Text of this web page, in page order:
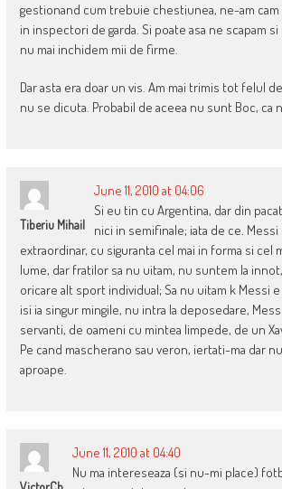
gestionand cum trebuie chestiunea, ne-am
in inspectori de garda. Si poate asa ne scapam
nu mai inchidem mii de firme.
Dar asta era doar un vis. Am mai trimis tot felul
nu se dicuta. Probabil de aceea nu sunt Boc, ca
Tiberiu Mihail
June 11, 2010 at 04:06
Si eu tin cu Argentina, dar din
nici in semifinale; iata de ce.
extraordinar, cu siguranta cel mai in forma si cel
lume, dar fratilor sa nu uitam, nu suntem la
oricare alt sport individual; Sa nu uitam k Messi
isi ia singur mingile, nu intra la deposedare,
servanti, de oameni cu mintea limpede, de un
Pe cand mascherano sau veron, iertati-ma dar
aproape.
June 11, 2010 at 04:40
Nu ma intereseaza (si nu-mi place)